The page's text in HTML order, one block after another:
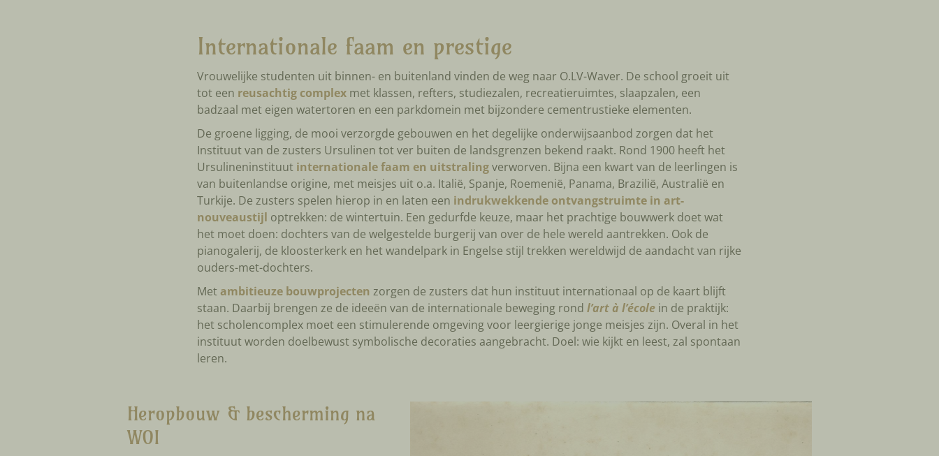
Internationale faam en prestige
Vrouwelijke studenten uit binnen- en buitenland vinden de weg naar O.LV-Waver. De school groeit uit
tot een reusachtig complex met klassen, refters, studiezalen, recreatieruimtes, slaapzalen, een
badzaal met eigen watertoren en een parkdomein met bijzondere cementrustieke elementen.
De groene ligging, de mooi verzorgde gebouwen en het degelijke onderwijsaanbod zorgen dat het
Instituut van de zusters Ursulinen tot ver buiten de landsgrenzen bekend raakt. Rond 1900 heeft het
Ursulineninstituut internationale faam en uitstralingverworven. Bijna een kwart van de leerlingen is
van buitenlandse origine, met meisjes uit o.a. Italië, Spanje, Roemenië, Panama, Brazilië, Australië en
Turkije. De zusters spelen hierop in en laten een indrukwekkende ontvangstruimte in art-
nouveaustijl optrekken: de wintertuin. Een gedurfde keuze, maar het prachtige bouwwerk doet wat
het moet doen: dochters van de welgestelde burgerij van over de hele wereld aantrekken. Ook de
pianogalerij, de kloosterkerk en het wandelpark in Engelse stijl trekken wereldwijd de aandacht van rijke
ouders-met-dochters.
Met ambitieuze bouwprojecten zorgen de zusters dat hun instituut internationaal op de kaart blijft
staan. Daarbij brengen ze de ideeën van de internationale beweging rond l’art à l’école in de praktijk:
het scholencomplex moet een stimulerende omgeving voor leergierige jonge meisjes zijn. Overal in het
instituut worden doelbewust symbolische decoraties aangebracht. Doel: wie kijkt en leest, zal spontaan
leren.
Heropbouw & bescherming na
WOI